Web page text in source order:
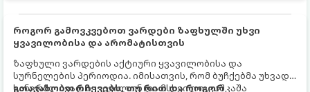
როგორ გამოვკვებოთ ვარდები ზაფხულში უხვი
ყვავილობისა და არომატისთვის
ზაფხული ვარდების აქტიური ყვავილობისა და
სურნელების პერიოდია. იმისათვის, რომ ბუჩქებმა უხვად,
ხანგრძლივად იყვავილონ და მსხვილი, კაშკაშა
გთავაზობთ რჩევებს, თუ რით და როგორ